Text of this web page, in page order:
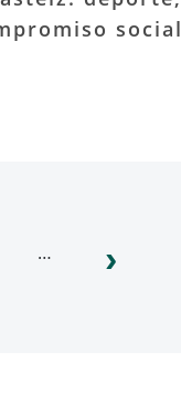
social
… ›